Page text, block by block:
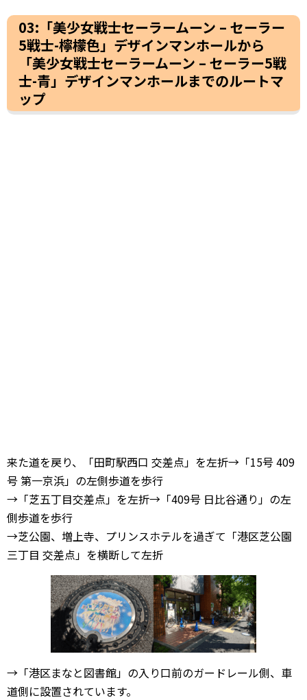
03:「美少女戦士セーラームーン – セーラー
5戦士-檸檬色」デザインマンホールから
「美少女戦士セーラームーン – セーラー5戦
士-青」デザインマンホールまでのルートマ
ップ
来た道を戻り、「田町駅西口 交差点」を左折→「15号 409
号 第一京浜」の左側歩道を歩行
→「芝五丁目交差点」を左折→「409号 日比谷通り」の左
側歩道を歩行
→芝公園、増上寺、プリンスホテルを過ぎて「港区芝公園
三丁目 交差点」を横断して左折
→「港区まなと図書館」の入り口前のガードレール側、車
道側に設置されています。